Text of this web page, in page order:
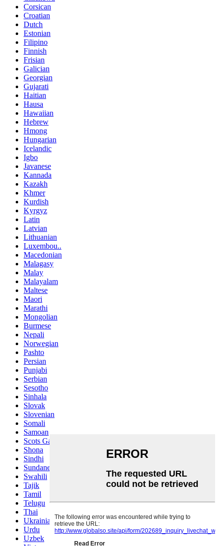
Corsican
Croatian
Dutch
Estonian
Filipino
Finnish
Frisian
Galician
Georgian
Gujarati
Haitian
Hausa
Hawaiian
Hebrew
Hmong
Hungarian
Icelandic
Igbo
Javanese
Kannada
Kazakh
Khmer
Kurdish
Kyrgyz
Latin
Latvian
Lithuanian
Luxembou..
Macedonian
Malagasy
Malay
Malayalam
Maltese
Maori
Marathi
Mongolian
Burmese
Nepali
Norwegian
Pashto
Persian
Punjabi
Serbian
Sesotho
Sinhala
Slovak
Slovenian
Somali
Samoan
Scots Gaelic
Shona
Sindhi
Sundanese
Swahili
Tajik
Tamil
Telugu
Thai
Ukrainian
Urdu
Uzbek